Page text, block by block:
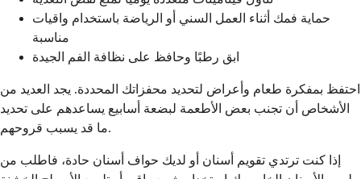
حماية فمك أثناء العمل السني أو الرياضة باستخدام واقيات
مناسبة
ابق رطبًا وحافظ على نظافة الفم الجيدة
احتفظ بمفكرة طعام وأعراض لتحديد محفزاتك المحددة. يجد العديد من
الأشخاص أن تجنب بعض الأطعمة لبضعة أسابيع يساعدهم على تحديد
ما قد يسبب قروحهم.
إذا كنت ترتدي تقويم أسنان أو لديك حواف أسنان حادة، فاطلب من